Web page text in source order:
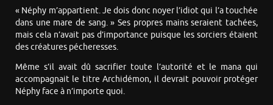
« Néphy m’appartient. Je dois donc noyer l’idiot qui l’a touchée
dans une mare de sang. » Ses propres mains seraient tachées,
mais cela n’avait pas d’importance puisque les sorciers étaient
des créatures pécheresses.
Même s’il avait dû sacrifier toute l’autorité et le mana qui
accompagnait le titre Archidémon, il devrait pouvoir protéger
Néphy face à n’importe quoi.